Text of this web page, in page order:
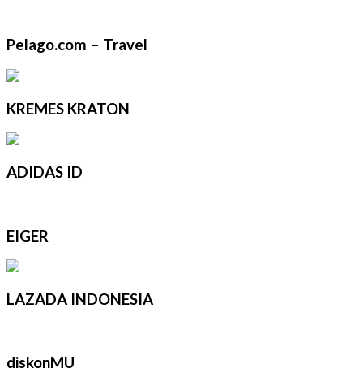
Pelago.com – Travel
KREMES KRATON
ADIDAS ID
EIGER
LAZADA INDONESIA
diskonMU